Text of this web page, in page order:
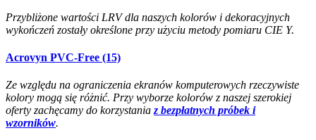
Przybliżone wartości LRV dla naszych kolorów i dekoracyjnych
wykończeń zostały określone przy użyciu metody pomiaru CIE Y.
Acrovyn PVC-Free (15)
Ze względu na ograniczenia ekranów komputerowych rzeczywiste
kolory mogą się różnić. Przy wyborze kolorów z naszej szerokiej
oferty zachęcamy do korzystania z bezpłatnych próbek i
wzorników.